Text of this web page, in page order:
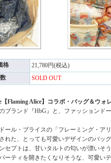
格
21,780円(税込)
SOLD OUT
Flaming Alice】コラボ・バッグ＆ウォ
ブランド『HbG』と、ファッションド
ール・ブライスの「フレーミング・ア
れた、とっても可愛いデザインのバッ
セプトは、甘いタルトの匂いが漂いそ
ーティを開きたくなりそうな、可愛い